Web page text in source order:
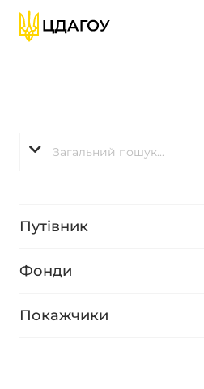
Путівник
Фонди
Покажчики